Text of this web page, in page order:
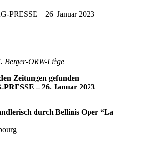
Berger-ORW-Liège
Zeitungen gefunden
– 26. Januar 2023
durch Bellinis Oper “La